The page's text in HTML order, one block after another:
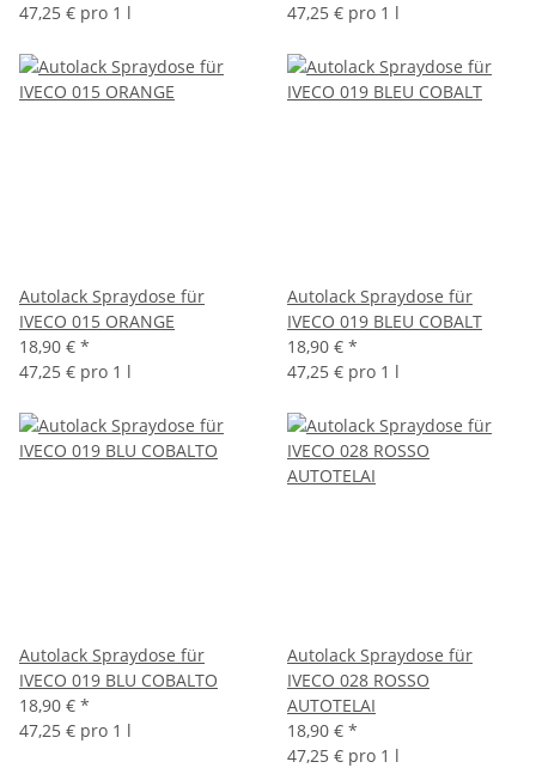
47,25 € pro 1 l
47,25 € pro 1 l
Autolack Spraydose für
IVECO 015 ORANGE
18,90 € *
47,25 € pro 1 l
Autolack Spraydose für
IVECO 019 BLEU COBALT
18,90 € *
47,25 € pro 1 l
Autolack Spraydose für
IVECO 019 BLU COBALTO
18,90 € *
47,25 € pro 1 l
Autolack Spraydose für
IVECO 028 ROSSO
AUTOTELAI
18,90 € *
47,25 € pro 1 l